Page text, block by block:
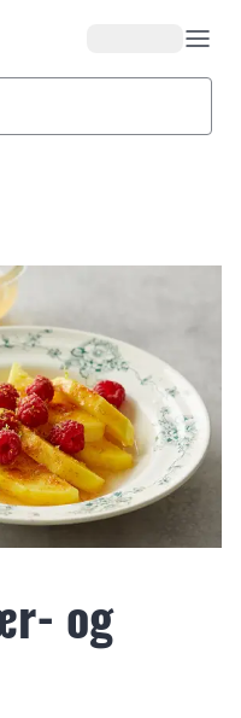
og